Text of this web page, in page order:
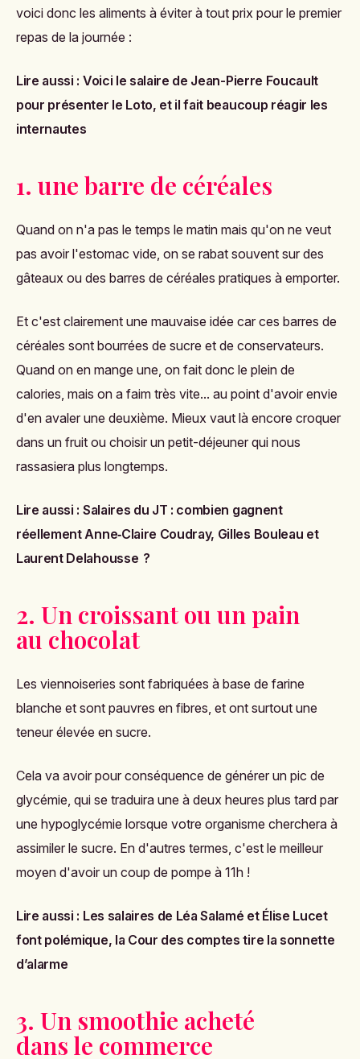
voici donc les aliments à éviter à tout prix pour le premier
repas de la journée :
Lire aussi : Voici le salaire de Jean-Pierre Foucault
pour présenter le Loto, et il fait beaucoup réagir les
internautes
1. une barre de céréales
Quand on n'a pas le temps le matin mais qu'on ne veut
pas avoir l'estomac vide, on se rabat souvent sur des
gâteaux ou des barres de céréales pratiques à emporter.
Et c'est clairement une mauvaise idée car ces barres de
céréales sont bourrées de sucre et de conservateurs.
Quand on en mange une, on fait donc le plein de
calories, mais on a faim très vite... au point d'avoir envie
d'en avaler une deuxième. Mieux vaut là encore croquer
dans un fruit ou choisir un petit-déjeuner qui nous
rassasiera plus longtemps.
Lire aussi : Salaires du JT : combien gagnent
réellement Anne‑Claire Coudray, Gilles Bouleau et
Laurent Delahousse ?
2. Un croissant ou un pain
au chocolat
Les viennoiseries sont fabriquées à base de farine
blanche et sont pauvres en fibres, et ont surtout une
teneur élevée en sucre.
Cela va avoir pour conséquence de générer un pic de
glycémie, qui se traduira une à deux heures plus tard par
une hypoglycémie lorsque votre organisme cherchera à
assimiler le sucre. En d'autres termes, c'est le meilleur
moyen d'avoir un coup de pompe à 11h !
Lire aussi : Les salaires de Léa Salamé et Élise Lucet
font polémique, la Cour des comptes tire la sonnette
d’alarme
3. Un smoothie acheté
dans le commerce